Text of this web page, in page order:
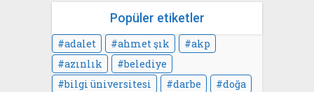
Popüler etiketler
adalet ahmet şık
akp
azınlık
belediye
bilgi üniversitesi
darbe
doğa